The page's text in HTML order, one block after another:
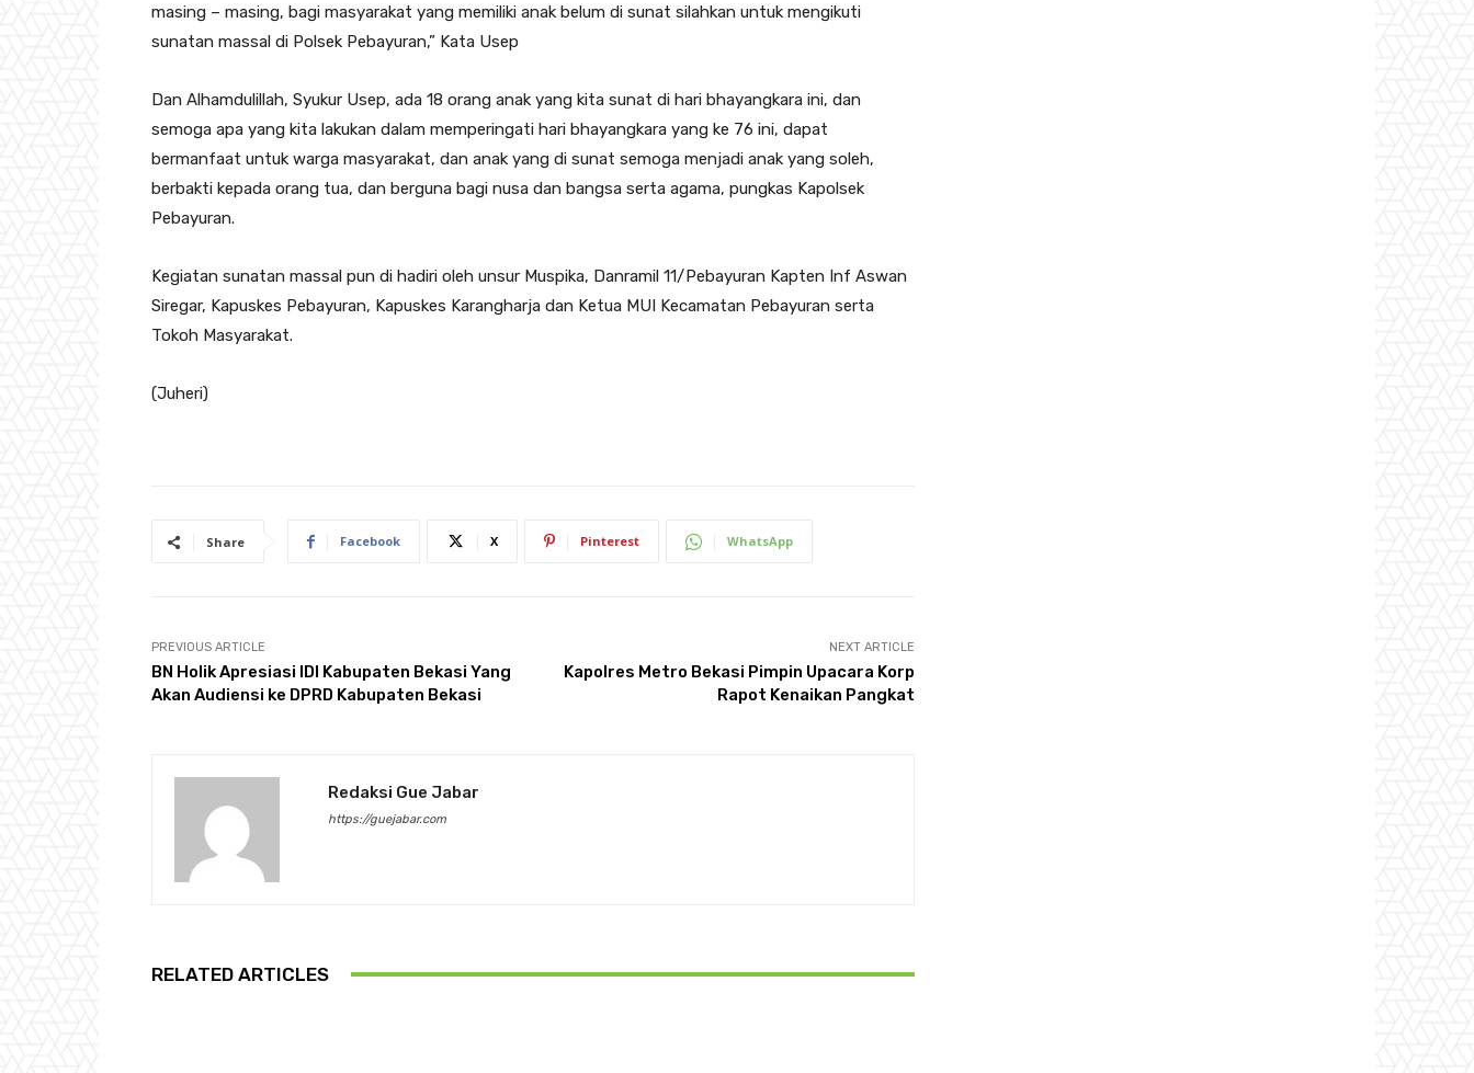
masing – masing, bagi masyarakat yang memiliki anak belum di sunat silahkan untuk mengikuti
sunatan massal di Polsek Pebayuran,” Kata Usep
Dan Alhamdulillah, Syukur Usep, ada 18 orang anak yang kita sunat di hari bhayangkara ini, dan
semoga apa yang kita lakukan dalam memperingati hari bhayangkara yang ke 76 ini, dapat
bermanfaat untuk warga masyarakat, dan anak yang di sunat semoga menjadi anak yang soleh,
berbakti kepada orang tua, dan berguna bagi nusa dan bangsa serta agama, pungkas Kapolsek
Pebayuran.
Kegiatan sunatan massal pun di hadiri oleh unsur Muspika, Danramil 11/Pebayuran Kapten Inf Aswan
Siregar, Kapuskes Pebayuran, Kapuskes Karangharja dan Ketua MUI Kecamatan Pebayuran serta
Tokoh Masyarakat.
(Juheri)
Share Facebook X Pinterest WhatsApp
PREVIOUS ARTICLE
BN Holik Apresiasi IDI Kabupaten Bekasi Yang
Akan Audiensi ke DPRD Kabupaten Bekasi
NEXT ARTICLE
Kapolres Metro Bekasi Pimpin Upacara Korp
Rapot Kenaikan Pangkat
Redaksi Gue Jabar
https://guejabar.com
RELATED ARTICLES